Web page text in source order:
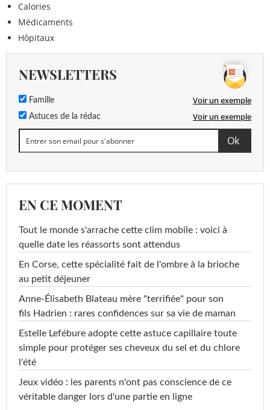
Calories
Médicaments
Hôpitaux
NEWSLETTERS
Famille Voir un exemple
Astuces de la rédac Voir un exemple
EN CE MOMENT
Tout le monde s'arrache cette clim mobile : voici à
quelle date les réassorts sont attendus
En Corse, cette spécialité fait de l'ombre à la brioche
au petit déjeuner
Anne-Élisabeth Blateau mère "terrifiée" pour son
fils Hadrien : rares confidences sur sa vie de maman
Estelle Lefébure adopte cette astuce capillaire toute
simple pour protéger ses cheveux du sel et du chlore
l'été
Jeux vidéo : les parents n'ont pas conscience de ce
véritable danger lors d'une partie en ligne